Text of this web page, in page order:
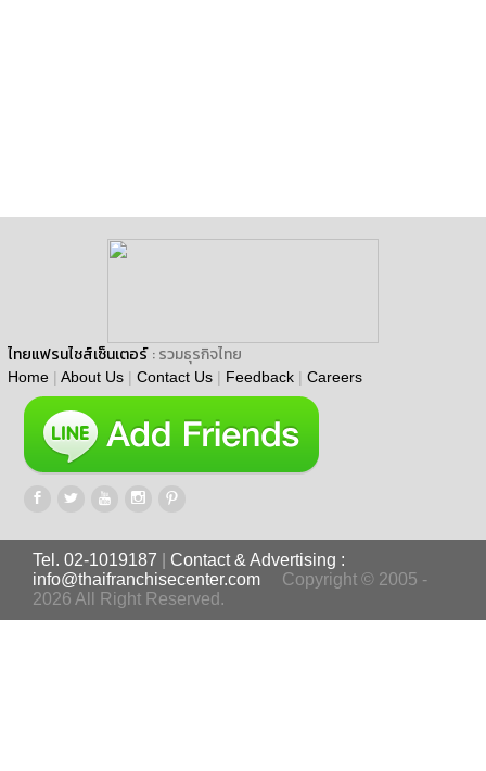
ไทยแฟรนไชส์เซ็นเตอร์ : รวมธุรกิจไทย
Home | About Us | Contact Us | Feedback | Careers
Tel. 02-1019187
Contact & Advertising :
info@thaifranchisecenter.com
Copyright © 2005 -
2026 All Right Reserved.